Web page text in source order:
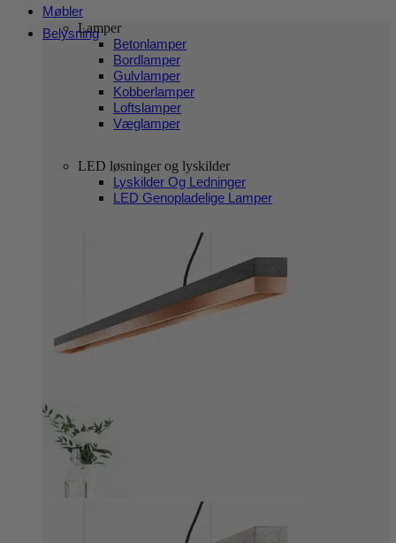
Møbler
BelysningLamper
Betonlamper
Bordlamper
Gulvlamper
Kobberlamper
Loftslamper
Væglamper
LED løsninger og lyskilder
Lyskilder Og Ledninger
LED Genopladelige Lamper